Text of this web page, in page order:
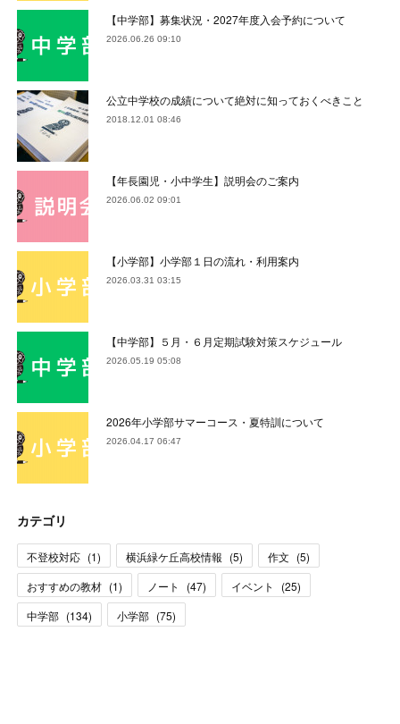
【中学部】募集状況・2027年度入会予約について
2026.06.26 09:10
公立中学校の成績について絶対に知っておくべきこと
2018.12.01 08:46
【年長園児・小中学生】説明会のご案内
2026.06.02 09:01
【小学部】小学部１日の流れ・利用案内
2026.03.31 03:15
【中学部】５月・６月定期試験対策スケジュール
2026.05.19 05:08
2026年小学部サマーコース・夏特訓について
2026.04.17 06:47
カテゴリ
不登校対応 (1) 横浜緑ケ丘高校情報 (5) 作文 (5)
おすすめの教材 (1) ノート (47) イベント (25)
中学部 (134) 小学部 (75)